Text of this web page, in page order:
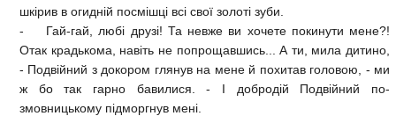
шкірив в огидній посмішці всі свої золоті зуби.
- Гай-гай, любі друзі! Та невже ви хочете покинути мене?!
Отак крадькома, навіть не попрощавшись... А ти, мила дитино,
- Подвійний з докором глянув на мене й похитав головою, - ми
ж бо так гарно бавилися. - І добродій Подвійний по-
змовницькому підморгнув мені.